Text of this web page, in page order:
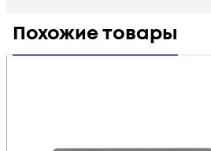
Похожие товары